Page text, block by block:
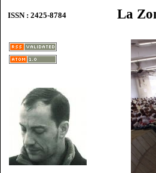
ISSN : 2425-8784
La